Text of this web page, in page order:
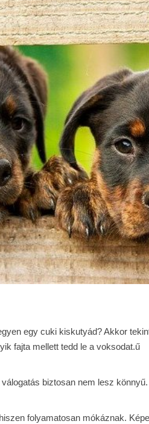
egy cuki kiskutyád? Akkor
fajta mellett tedd le a voksodat.ű
biztosan nem lesz
folyamatosan mókáznak.